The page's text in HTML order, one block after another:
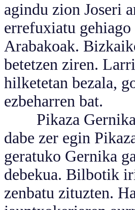
agindu zion Joseri
errefuxiatu
Arabakoak.
betetzen ziren.
hilketetan bezala,
ezbeharren bat.
Pikaza
dabe zer egin
geratuko Gernika
debekua. Bilbotik
zenbatu zituzten.